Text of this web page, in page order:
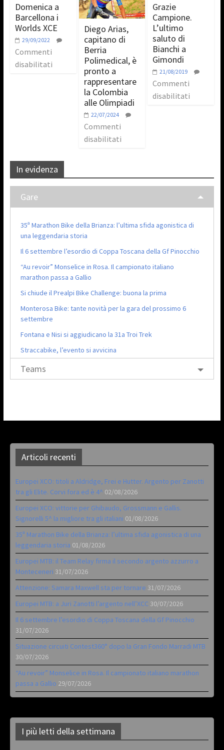
Domenica a
Barcellona i
Worlds XCE
29/09/2022
Commenti
disabilitati
Diego Arias,
capitano di
Berria
Polimedical, è
pronto a
rappresentare
la Colombia
alle Olimpiadi
22/07/2024
Commenti
disabilitati
Grazie
Campione.
L’ultimo
saluto di
Bianchi a
Gimondi
21/08/2019
Commenti
disabilitati
In evidenza
Gare
35ª Marathon Bike della Brianza: l’ultima sfida agonistica di
una leggendaria storia
Il 6 settembre l’esordio di Coppa Toscana della Gf Pinocchio
“Au revoir” Monselice in Rosa. Il campionato italiano
marathon passa a Gallio
Si chiude il Prealpi Bike Challenge: buona la prima
Monterosa Bike: tante novità per la gara del prossimo 6
settembre
Fontana e Nisi si aggiudicano la 31a Troi Trek
Straccabike, l’evento si avvicina
Teams
Articoli recenti
Europei XCO: titoli a Aldridge, Frei e Hutter. Argento per Zanotti
tra gli Elite. Corvi fora ed è 4^ 02/08/2026
Europei XCO: vittorie per Ghibaudo, Grossmann e Gallis.
Signorelli 5^ la migliore tra gli italiani 01/08/2026
35ª Marathon Bike della Brianza: l’ultima sfida agonistica di una
leggendaria storia 01/08/2026
Europei MTB: il Team Relay firma il secondo argento azzurro a
Monteceneri 31/07/2026
Attenzione: Samara Maxwell sta per tornare 31/07/2026
Europei MTB: a Juri Zanotti l’argento nell’XCC 30/07/2026
Il 6 settembre l’esordio di Coppa Toscana della Gf Pinocchio
31/07/2026
Situazione circuiti Contest360° dopo la Gran Fondo Marradi MTB
30/07/2026
“Au revoir” Monselice in Rosa. Il campionato italiano marathon
passa a Gallio 29/07/2026
I più letti della settimana